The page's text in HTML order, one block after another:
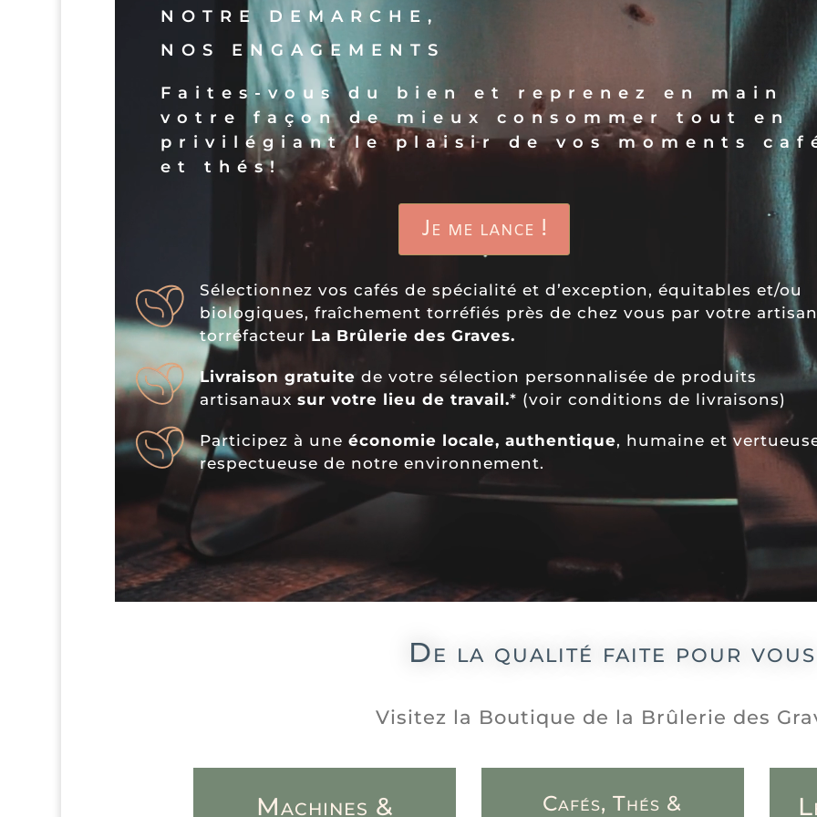
NOTRE DEMARCHE,
NOS ENGAGEMENTS
Faites-vous du bien et reprenez en main
votre façon de mieux consommer tout en
privilégiant le plaisir de vos moments
et thés!
Je me lance !
Sélectionnez vos cafés de spécialité et d’exception, équitables et/ou
biologiques, fraîchement torréfiés près de chez vous par votre
torréfacteur La Brûlerie des Graves.
Livraison gratuite de votre sélection personnalisée de produits
artisanauxsur votre lieu de travail.* (voir conditions de livraisons)
Participez à uneéconomie locale, authentique, humaine et
respectueuse de notre environnement.
De la qualité faite pour vous
Visitez la Boutique de la Brûlerie des
Machines & Cafés, Thés &